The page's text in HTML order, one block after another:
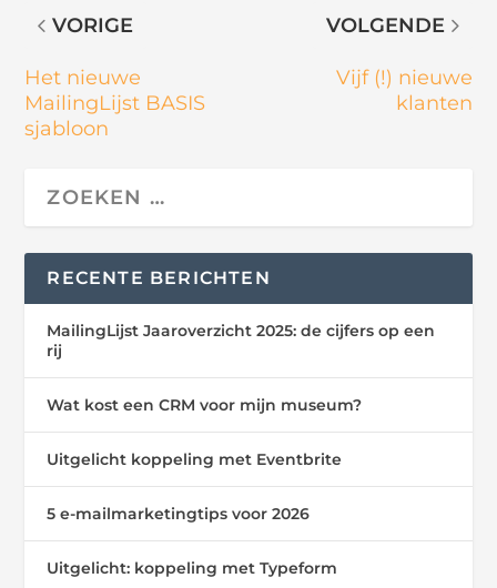
VORIGE
Het nieuwe
MailingLijst BASIS
sjabloon
VOLGENDE
Vijf (!) nieuwe
klanten
RECENTE BERICHTEN
MailingLijst Jaaroverzicht 2025: de cijfers op een
rij
Wat kost een CRM voor mijn museum?
Uitgelicht koppeling met Eventbrite
5 e-mailmarketingtips voor 2026
Uitgelicht: koppeling met Typeform